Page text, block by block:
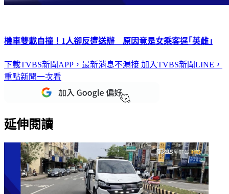
機車雙載自撞！1人卻反遭送辦 原因竟是女乘客逞｢英雌｣
下載TVBS新聞APP，最新消息不漏接 加入TVBS新聞LINE，
重點新聞一次看
延伸閱讀